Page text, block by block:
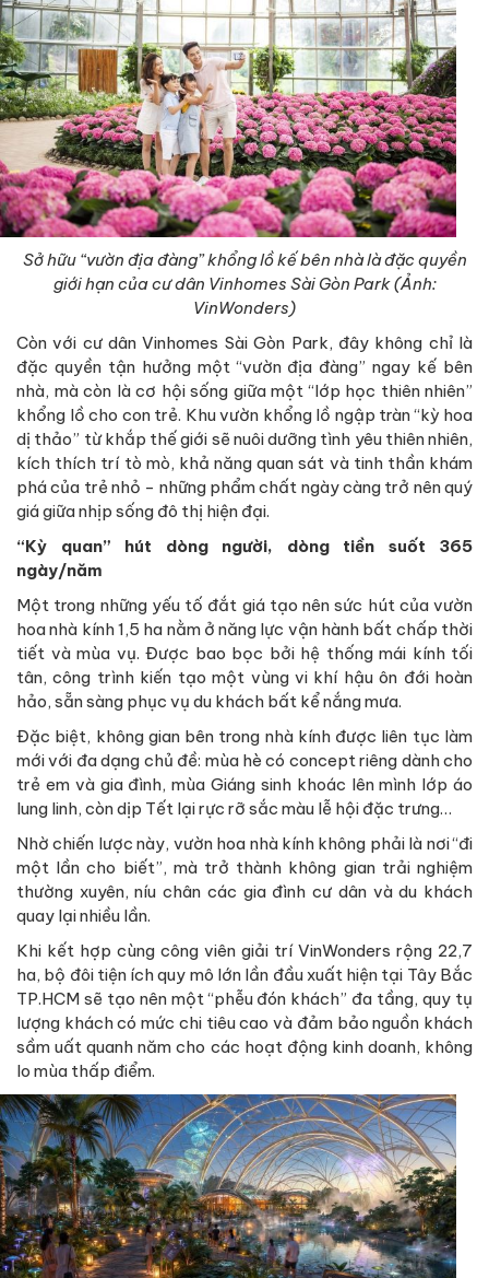
Sở hữu “vườn địa đàng” khổng lồ kế bên nhà là đặc quyền
giới hạn của cư dân Vinhomes Sài Gòn Park (Ảnh:
VinWonders)
Còn với cư dân Vinhomes Sài Gòn Park, đây không chỉ là
đặc quyền tận hưởng một “vườn địa đàng” ngay kế bên
nhà, mà còn là cơ hội sống giữa một “lớp học thiên nhiên”
khổng lồ cho con trẻ. Khu vườn khổng lồ ngập tràn “kỳ hoa
dị thảo” từ khắp thế giới sẽ nuôi dưỡng tình yêu thiên nhiên,
kích thích trí tò mò, khả năng quan sát và tinh thần khám
phá của trẻ nhỏ - những phẩm chất ngày càng trở nên quý
giá giữa nhịp sống đô thị hiện đại.
“Kỳ quan” hút dòng người, dòng tiền suốt 365
ngày/năm
Một trong những yếu tố đắt giá tạo nên sức hút của vườn
hoa nhà kính 1,5 ha nằm ở năng lực vận hành bất chấp thời
tiết và mùa vụ. Được bao bọc bởi hệ thống mái kính tối
tân, công trình kiến tạo một vùng vi khí hậu ôn đới hoàn
hảo, sẵn sàng phục vụ du khách bất kể nắng mưa.
Đặc biệt, không gian bên trong nhà kính được liên tục làm
mới với đa dạng chủ đề: mùa hè có concept riêng dành cho
trẻ em và gia đình, mùa Giáng sinh khoác lên mình lớp áo
lung linh, còn dịp Tết lại rực rỡ sắc màu lễ hội đặc trưng…
Nhờ chiến lược này, vườn hoa nhà kính không phải là nơi “đi
một lần cho biết”, mà trở thành không gian trải nghiệm
thường xuyên, níu chân các gia đình cư dân và du khách
quay lại nhiều lần.
Khi kết hợp cùng công viên giải trí VinWonders rộng 22,7
ha, bộ đôi tiện ích quy mô lớn lần đầu xuất hiện tại Tây Bắc
TP.HCM sẽ tạo nên một “phễu đón khách” đa tầng, quy tụ
lượng khách có mức chi tiêu cao và đảm bảo nguồn khách
sầm uất quanh năm cho các hoạt động kinh doanh, không
lo mùa thấp điểm.